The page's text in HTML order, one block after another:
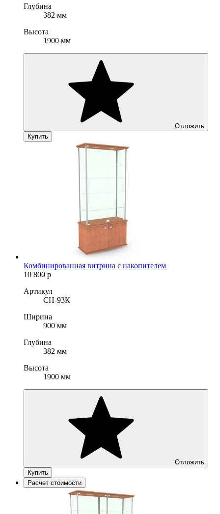
Глубина
382 мм
Высота
1900 мм
Отложить
Купить
Комбинированная витрина с накопителем
10 800 р
Артикул
СН-93К
Ширина
900 мм
Глубина
382 мм
Высота
1900 мм
Отложить
Купить
Расчет стоимости